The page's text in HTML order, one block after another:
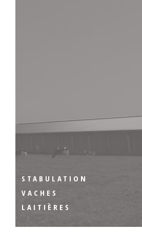
STABULATION
VACHES
LAITIÈRES